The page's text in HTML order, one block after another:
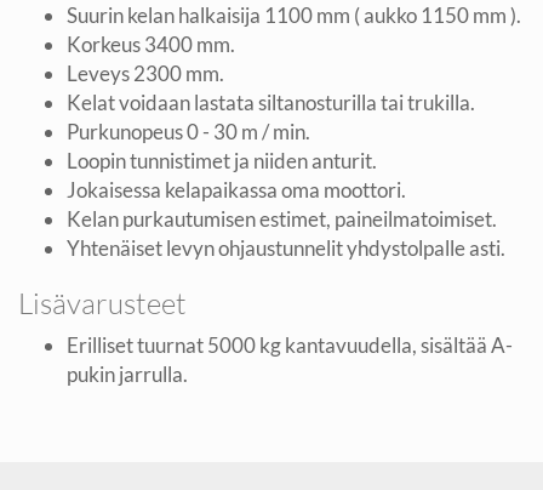
Suurin kelan halkaisija 1100 mm ( aukko 1150 mm ).
Korkeus 3400 mm.
Leveys 2300 mm.
Kelat voidaan lastata siltanosturilla tai trukilla.
Purkunopeus 0 - 30 m / min.
Loopin tunnistimet ja niiden anturit.
Jokaisessa kelapaikassa oma moottori.
Kelan purkautumisen estimet, paineilmatoimiset.
Yhtenäiset levyn ohjaustunnelit yhdystolpalle asti.
Lisävarusteet
Erilliset tuurnat 5000 kg kantavuudella, sisältää A-
pukin jarrulla.